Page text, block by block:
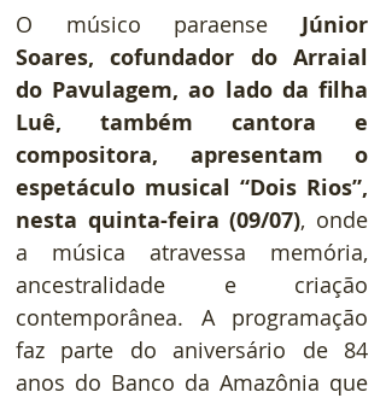
O músico paraense Júnior
Soares, cofundador do Arraial
do Pavulagem, ao lado da filha
Luê, também cantora e
compositora, apresentam o
espetáculo musical “Dois Rios”,
nesta quinta-feira (09/07), onde
a música atravessa memória,
ancestralidade e criação
contemporânea. A programação
faz parte do aniversário de 84
anos do Banco da Amazônia que